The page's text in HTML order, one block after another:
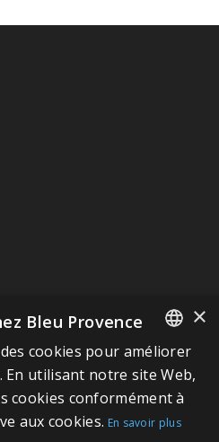
FRENCH
ITALIAN
GERMAN
×
Bleu Provence
cookies pour améliorer
utilisant notre site Web,
cookies conformément à
aux cookies. En savoir plus